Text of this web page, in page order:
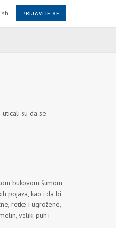
PRIJAVITE SE
su da se
bukovom šumom
pojava, kao i da bi
retke i ugrožene,
veliki puh i